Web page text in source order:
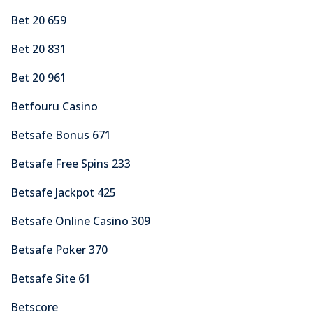
Bet 20 659
Bet 20 831
Bet 20 961
Betfouru Casino
Betsafe Bonus 671
Betsafe Free Spins 233
Betsafe Jackpot 425
Betsafe Online Casino 309
Betsafe Poker 370
Betsafe Site 61
Betscore